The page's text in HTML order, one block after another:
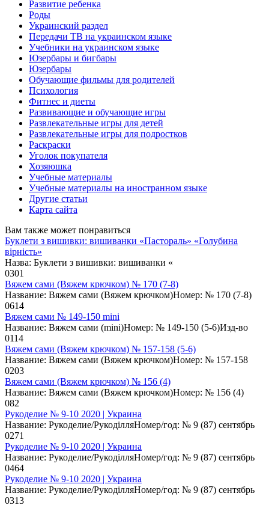
Развитие ребенка
Роды
Украинский раздел
Передачи ТВ на украинском языке
Учебники на украинском языке
Юзербары и бигбары
Юзербары
Обучающие фильмы для родителей
Психология
Фитнес и диеты
Развивающие и обучающие игры
Развлекательные игры для детей
Развлекательные игры для подростков
Раскраски
Уголок покупателя
Хозяюшка
Учебные материалы
Учебные материалы на иностранном языке
Другие статьи
Карта сайта
Вам также может понравиться
Буклети з вишивки: вишиванки «Пастораль» «Голубина
вірність»
Назва: Буклети з вишивки: вишиванки «
0301
Вяжем сами (Вяжем крючком) № 170 (7-8)
Название: Вяжем сами (Вяжем крючком)Номер: № 170 (7-8)
0614
Вяжем сами № 149-150 mini
Название: Вяжем сами (mini)Номер: № 149-150 (5-6)Изд-во
0114
Вяжем сами (Вяжем крючком) № 157-158 (5-6)
Название: Вяжем сами (Вяжем крючком)Номер: № 157-158
0203
Вяжем сами (Вяжем крючком) № 156 (4)
Название: Вяжем сами (Вяжем крючком)Номер: № 156 (4)
082
Рукоделие № 9-10 2020 | Украина
Название: Рукоделие/РукоділляНомер/год: № 9 (87) сентябрь
0271
Рукоделие № 9-10 2020 | Украина
Название: Рукоделие/РукоділляНомер/год: № 9 (87) сентябрь
0464
Рукоделие № 9-10 2020 | Украина
Название: Рукоделие/РукоділляНомер/год: № 9 (87) сентябрь
0313